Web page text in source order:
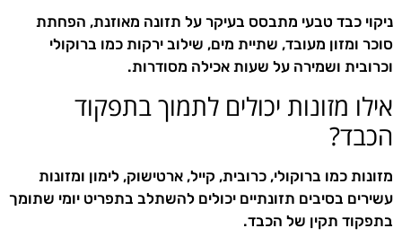
ניקוי כבד טבעי מתבסס בעיקר על תזונה מאוזנת, הפחתת
סוכר ומזון מעובד, שתיית מים, שילוב ירקות כמו ברוקולי
וכרובית ושמירה על שעות אכילה מסודרות.
אילו מזונות יכולים לתמוך בתפקוד
הכבד?
מזונות כמו ברוקולי, כרובית, קייל, ארטישוק, לימון ומזונות
עשירים בסיבים תזונתיים יכולים להשתלב בתפריט יומי שתומך
בתפקוד תקין של הכבד.